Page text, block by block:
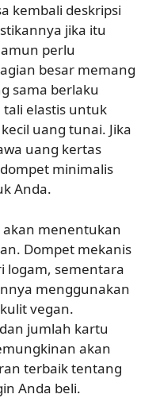
kembali deskripsi
jika itu
perlu
besar memang
sama berlaku
elastis untuk
uang tunai. Jika
uang kertas
minimalis
Anda.
menentukan
Dompet mekanis
logam, sementara
menggunakan
vegan.
jumlah kartu
akan
terbaik tentang
Anda beli.